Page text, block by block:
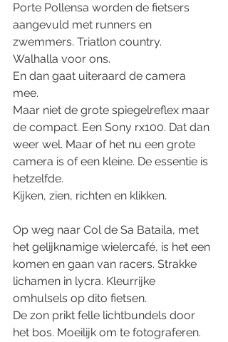
Porte Pollensa worden de fietsers
aangevuld met runners en
zwemmers. Triatlon country.
Walhalla voor ons.
En dan gaat uiteraard de camera
mee.
Maar niet de grote spiegelreflex maar
de compact. Een Sony rx100. Dat dan
weer wel. Maar of het nu een grote
camera is of een kleine. De essentie is
hetzelfde.
Kijken, zien, richten en klikken.
Op weg naar Col de Sa Bataila, met
het gelijknamige wielercafé, is het een
komen en gaan van racers. Strakke
lichamen in lycra. Kleurrijke
omhulsels op dito fietsen.
De zon prikt felle lichtbundels door
het bos. Moeilijk om te fotograferen.